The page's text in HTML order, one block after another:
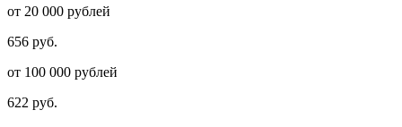
от 20 000 рублей
656 руб.
от 100 000 рублей
622 руб.